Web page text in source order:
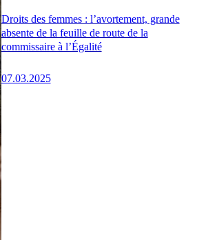
Droits des femmes : l’avortement, grande
absente de la feuille de route de la
commissaire à l’Égalité
07.03.2025